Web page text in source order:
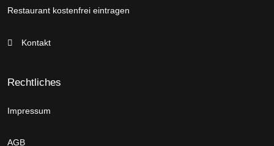
Restaurant kostenfrei eintragen
Kontakt
Rechtliches
Impressum
AGB